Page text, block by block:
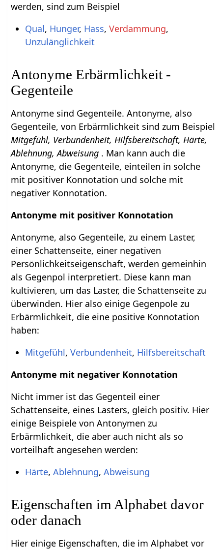
werden, sind zum Beispiel
Qual, Hunger, Hass, Verdammung,
Unzulänglichkeit
Antonyme Erbärmlichkeit -
Gegenteile
Antonyme sind Gegenteile. Antonyme, also
Gegenteile, von Erbärmlichkeit sind zum Beispiel
Mitgefühl, Verbundenheit, Hilfsbereitschaft, Härte,
Ablehnung, Abweisung . Man kann auch die
Antonyme, die Gegenteile, einteilen in solche
mit positiver Konnotation und solche mit
negativer Konnotation.
Antonyme mit positiver Konnotation
Antonyme, also Gegenteile, zu einem Laster,
einer Schattenseite, einer negativen
Persönlichkeitseigenschaft, werden gemeinhin
als Gegenpol interpretiert. Diese kann man
kultivieren, um das Laster, die Schattenseite zu
überwinden. Hier also einige Gegenpole zu
Erbärmlichkeit, die eine positive Konnotation
haben:
Mitgefühl, Verbundenheit, Hilfsbereitschaft
Antonyme mit negativer Konnotation
Nicht immer ist das Gegenteil einer
Schattenseite, eines Lasters, gleich positiv. Hier
einige Beispiele von Antonymen zu
Erbärmlichkeit, die aber auch nicht als so
vorteilhaft angesehen werden:
Härte, Ablehnung, Abweisung
Eigenschaften im Alphabet davor
oder danach
Hier einige Eigenschaften, die im Alphabet vor